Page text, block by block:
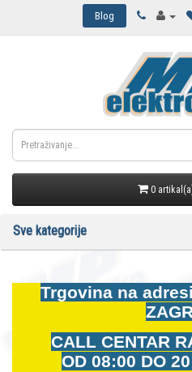
Blog
0
Sve kategorije
Trgovina na adresi
CALL CENTAR
OD 08:00 DO